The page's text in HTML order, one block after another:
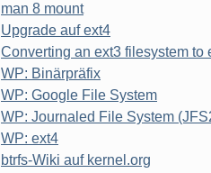
man 8 mount
Upgrade auf ext4
Converting an ext3 filesystem to
WP: Binärpräfix
WP: Google File System
WP: Journaled File System
WP: ext4
btrfs-Wiki auf kernel.org